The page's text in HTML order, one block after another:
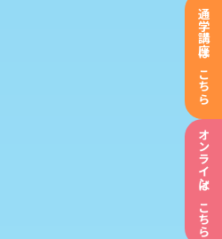
通学講座はこちら
オンラインはこちら